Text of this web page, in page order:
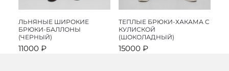
ЛЬНЯНЫЕ ШИРОКИЕ
БРЮКИ-БАЛЛОНЫ
(ЧЕРНЫЙ)
11000 ₽
ТЕПЛЫЕ БРЮКИ-ХАКАМА C
КУЛИСКОЙ
(ШОКОЛАДНЫЙ)
15000 ₽